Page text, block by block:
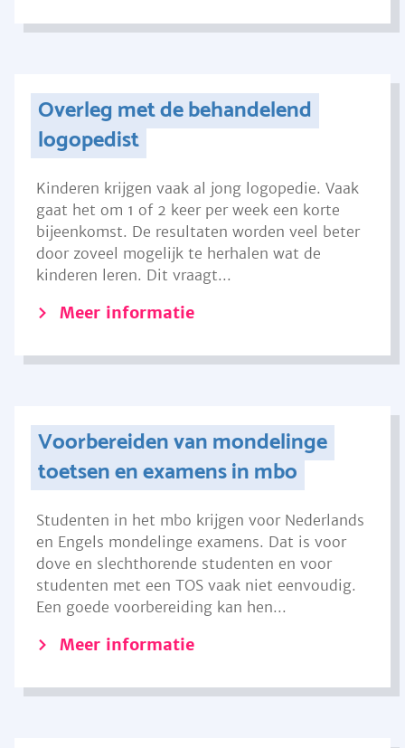
Overleg met de behandelend
logopedist
Kinderen krijgen vaak al jong logopedie. Vaak
gaat het om 1 of 2 keer per week een korte
bijeenkomst. De resultaten worden veel beter
door zoveel mogelijk te herhalen wat de
kinderen leren. Dit vraagt...
Meer informatie
Voorbereiden van mondelinge
toetsen en examens in mbo
Studenten in het mbo krijgen voor Nederlands
en Engels mondelinge examens. Dat is voor
dove en slechthorende studenten en voor
studenten met een TOS vaak niet eenvoudig.
Een goede voorbereiding kan hen...
Meer informatie